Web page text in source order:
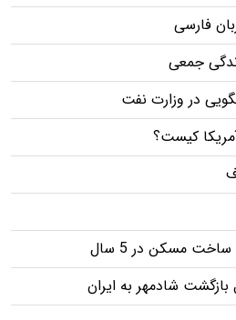
فارسی
جمعی
در وزارت نفت
کیست؟
بازگشت شادمهر به ایران